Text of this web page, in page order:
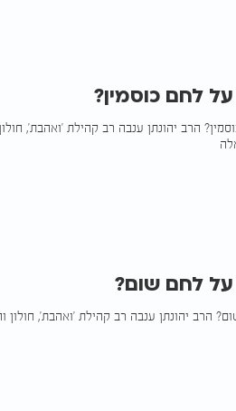
לחם כוסמין?
הרב יהונתן ענבה רב קהילת 'ואהבת',
לחם שום?
הרב יהונתן ענבה רב קהילת 'ואהבת', חולון